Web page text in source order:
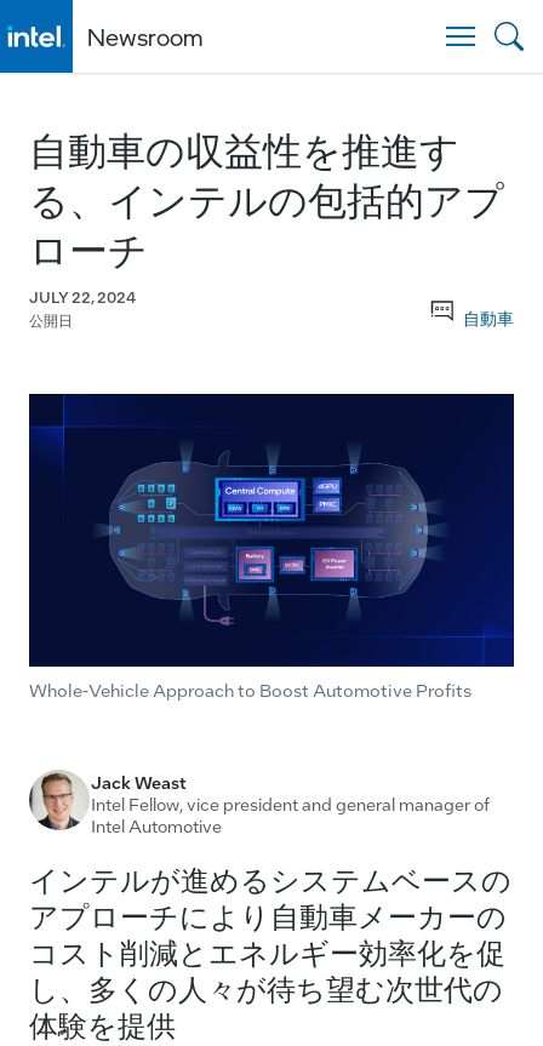
Newsroom
自動車の収益性を推進す
る、インテルの包括的アプ
ローチ
JULY 22, 2024
公開日
自動車
Whole-Vehicle Approach to Boost Automotive Profits
Jack Weast
Intel Fellow, vice president and general manager of
Intel Automotive
インテルが進めるシステムベースの
アプローチにより自動車メーカーの
コスト削減とエネルギー効率化を促
し、多くの人々が待ち望む次世代の
体験を提供